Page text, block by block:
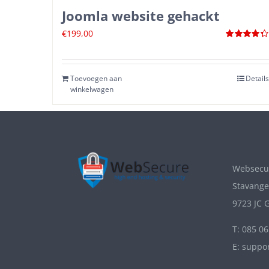
Joomla website gehackt
€199,00
Toevoegen aan
winkelwagen
Details
9723 JC
T: 085
E: